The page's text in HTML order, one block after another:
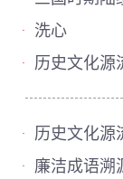
· 洗心
· 历史文化源
· 历史文化源
· 廉洁成语溯